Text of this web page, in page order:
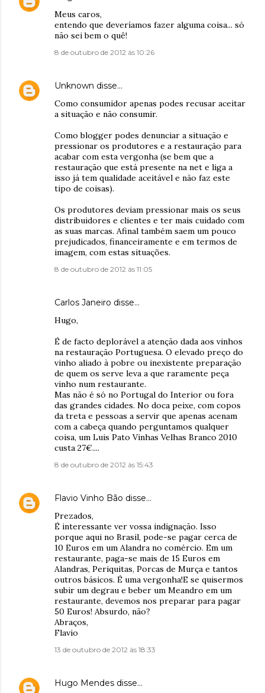
Meus caros,
entendo que deveríamos fazer alguma coisa... só
não sei bem o quê!
8 de outubro de 2012 às 10:26
Unknown disse…
Como consumidor apenas podes recusar aceitar
a situação e não consumir.
Como blogger podes denunciar a situação e
pressionar os produtores e a restauração para
acabar com esta vergonha (se bem que a
restauração que está presente na net e liga a
isso já tem qualidade aceitável e não faz este
tipo de coisas).
Os produtores deviam pressionar mais os seus
distribuidores e clientes e ter mais cuidado com
as suas marcas. Afinal também saem um pouco
prejudicados, financeiramente e em termos de
imagem, com estas situações.
8 de outubro de 2012 às 11:05
Carlos Janeiro disse…
Hugo,
É de facto deplorável a atenção dada aos vinhos
na restauração Portuguesa. O elevado preço do
vinho aliado à pobre ou inexistente preparação
de quem os serve leva a que raramente peça
vinho num restaurante.
Mas não é só no Portugal do Interior ou fora
das grandes cidades. No doca peixe, com copos
da treta e pessoas a servir que apenas acenam
com a cabeça quando perguntamos qualquer
coisa, um Luis Pato Vinhas Velhas Branco 2010
custa 27€....
8 de outubro de 2012 às 15:43
Flavio Vinho Bão disse…
Prezados,
É interessante ver vossa indignação. Isso
porque aqui no Brasil, pode-se pagar cerca de
10 Euros em um Alandra no comércio. Em um
restaurante, paga-se mais de 15 Euros em
Alandras, Periquitas, Porcas de Murça e tantos
outros básicos. É uma vergonha!E se quisermos
subir um degrau e beber um Meandro em um
restaurante, devemos nos preparar para pagar
50 Euros! Absurdo, não?
Abraços,
Flavio
13 de outubro de 2012 às 18:33
Hugo Mendes disse…